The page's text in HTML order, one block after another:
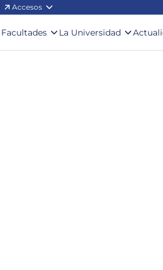
Accesos
Facultades La Universidad